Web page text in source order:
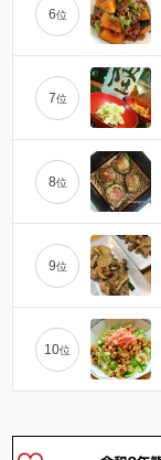
6位
7位
8位
9位
10位